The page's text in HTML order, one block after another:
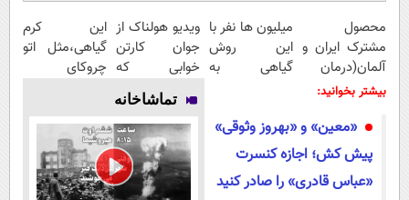
محصول
مشترک ایران و
آلمان(درمان
انواع ریزش مو)
میلیون ها نفر با
این روش
گیاهی به
ویدیو هولناک از
جوان کارتن
خوابی که
میلیاردر شد.
آموزش رایگان
این کرم
گیاهی،مثل اتو
چروکای
بیشتر بخوانید:
«معین» و «بهروز وثوقی»
پیش کش؛ اجازه کنسرت
«عباس قادری» را صادر کنید
تماشاخانه